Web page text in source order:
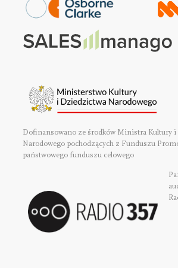
Dofinansowano ze środków Ministra Kultury
Narodowego pochodzących z Funduszu
państwowego funduszu celowego